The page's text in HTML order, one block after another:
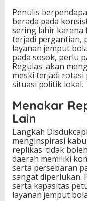
Penulis
berada pada
sering lahir karena
terjadi pergantian,
layanan jemput
pada sosok, perlu
Regulasi akan
meski terjadi
situasi politik lokal.
Menakar
Lain
Langkah
menginspirasi
replikasi tidak
daerah memiliki
serta persebaran
sangat diperlukan.
serta kapasitas
layanan jemput